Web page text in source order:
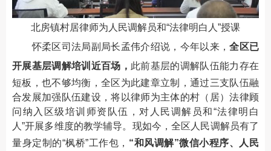
北房镇村居律师为人民调解员和“法律明白人”授课
怀柔区司法局副局长孟伟介绍说，今年以来，全区已
开展基层调解培训近百场， 此前基层的调解队伍能力存在
短板，也不够均衡，全区为此建章立制，通过三支队伍融
合发展加强队伍建设，将以律师为主体的村（居）法律顾
问纳入区级培训师资队伍，对人民调解员和“法律明白
人”开展多维度的教学辅导。现如今，全区人民调解员有了
量身定制的“枫桥”工作包， “和风调解”微信小程序、人民